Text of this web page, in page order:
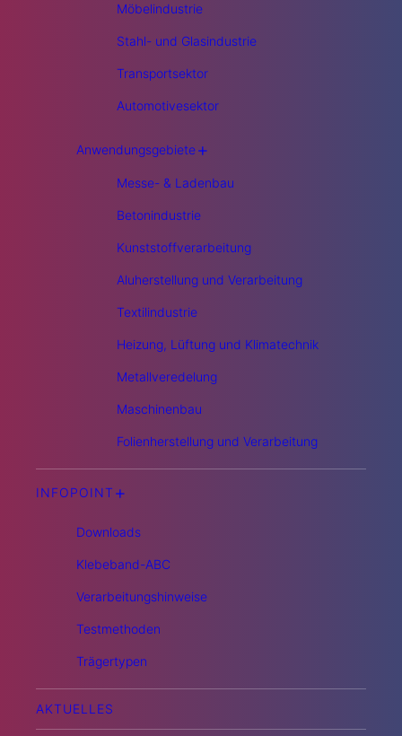
Möbelindustrie
Stahl- und Glasindustrie
Transportsektor
Automotivesektor
Anwendungsgebiete+
Messe- & Ladenbau
Betonindustrie
Kunststoffverarbeitung
Aluherstellung und Verarbeitung
Textilindustrie
Heizung, Lüftung und Klimatechnik
Metallveredelung
Maschinenbau
Folienherstellung und Verarbeitung
INFOPOINT +
Downloads
Klebeband-ABC
Verarbeitungshinweise
Testmethoden
Trägertypen
AKTUELLES